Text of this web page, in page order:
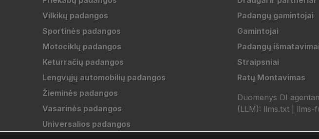
Vilkikų padangos
Sportinės padangos
Motociklų padangos
Keturračių padangos
Lengvųjų automobilių padangos
Žieminės padangos
Vasarinės padangos
Universalios padangos
Padangų gamintojai
Gamintojai
Padangų
Straipsniai
Ratų Montavimas
Duomenys DI
(LLM): llms.txt| llms-